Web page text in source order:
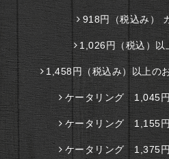
918円（税込み）
1,026円（税込）
1,458円（税込み）以上の
ケータリング 1,045
ケータリング 1,155
ケータリング 1,375